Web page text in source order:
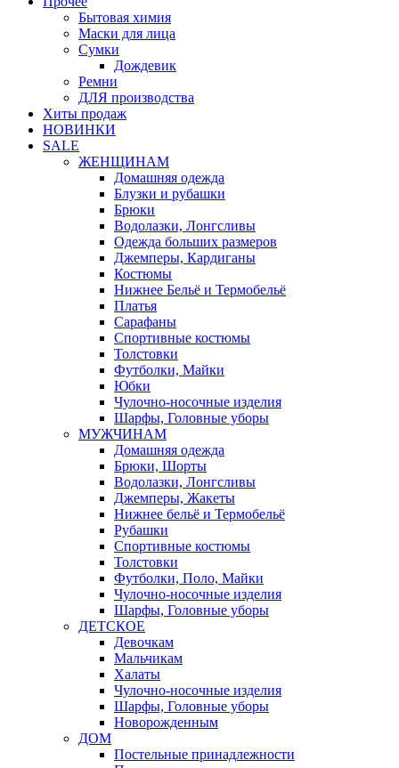
Бытовая химия
Маски для лица
Сумки
Дождевик
Ремни
ДЛЯ производства
Хиты продаж
НОВИНКИ
SALE
ЖЕНЩИНАМ
Домашняя одежда
Блузки и рубашки
Брюки
Водолазки, Лонгсливы
Одежда больших размеров
Джемперы, Кардиганы
Костюмы
Нижнее Бельё и Термобельё
Платья
Сарафаны
Спортивные костюмы
Толстовки
Футболки, Майки
Юбки
Чулочно-носочные изделия
Шарфы, Головные уборы
МУЖЧИНАМ
Домашняя одежда
Брюки, Шорты
Водолазки, Лонгсливы
Джемперы, Жакеты
Нижнее бельё и Термобельё
Рубашки
Спортивные костюмы
Толстовки
Футболки, Поло, Майки
Чулочно-носочные изделия
Шарфы, Головные уборы
ДЕТСКОЕ
Девочкам
Мальчикам
Халаты
Чулочно-носочные изделия
Шарфы, Головные уборы
Новорожденным
ДОМ
Постельные принадлежности